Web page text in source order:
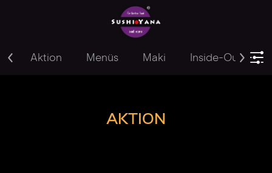
Aktion Menüs Maki Inside-Out
AKTION